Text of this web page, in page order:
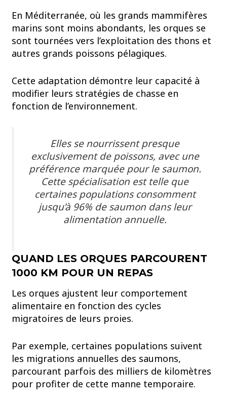
En Méditerranée, où les grands mammifères
marins sont moins abondants, les orques se
sont tournées vers l’exploitation des thons et
autres grands poissons pélagiques.
Cette adaptation démontre leur capacité à
modifier leurs stratégies de chasse en
fonction de l’environnement.
Elles se nourrissent presque
exclusivement de poissons, avec une
préférence marquée pour le saumon.
Cette spécialisation est telle que
certaines populations consomment
jusqu’à 96% de saumon dans leur
alimentation annuelle.
QUAND LES ORQUES PARCOURENT
1000 KM POUR UN REPAS
Les orques ajustent leur comportement
alimentaire en fonction des cycles
migratoires de leurs proies.
Par exemple, certaines populations suivent
les migrations annuelles des saumons,
parcourant parfois des milliers de kilomètres
pour profiter de cette manne temporaire.